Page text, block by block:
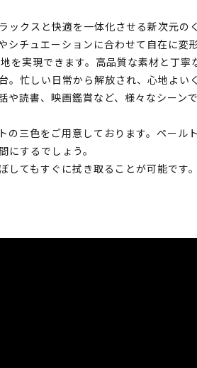
ックスと快適を一体化させる新次元の
シチュエーションに合わせて自在に変
を実現できます。高品質な素材と丁寧
。忙しい日常から解放され、心地よい
や読書、映画鑑賞など、様々なシーン
の三色をご用意しております。ペール
するでしょう。
てもすぐに拭き取ることが可能です。